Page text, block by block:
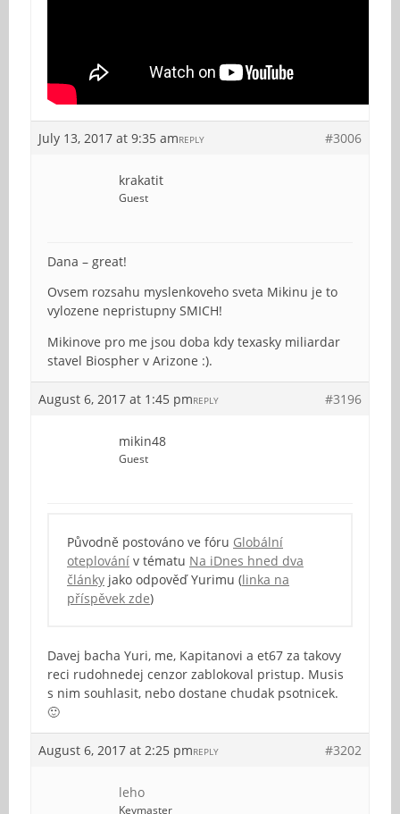
July 13, 2017 at 9:35 am #3006
REPLY
krakatit
Guest
Dana – great!
Ovsem rozsahu myslenkoveho sveta Mikinu je to
vylozene nepristupny SMICH!
Mikinove pro me jsou doba kdy texasky miliardar
stavel Biospher v Arizone :).
August 6, 2017 at 1:45 pm #3196
REPLY
mikin48
Guest
Původně postováno ve fóru Globální
oteplování v tématu Na iDnes hned dva
články jako odpověď Yurimu (linka na
příspěvek zde)
Davej bacha Yuri, me, Kapitanovi a et67 za takovy
reci rudohnedej cenzor zablokoval pristup. Musis
s nim souhlasit, nebo dostane chudak psotnicek.
🙂
August 6, 2017 at 2:25 pm #3202
REPLY
leho
Keymaster